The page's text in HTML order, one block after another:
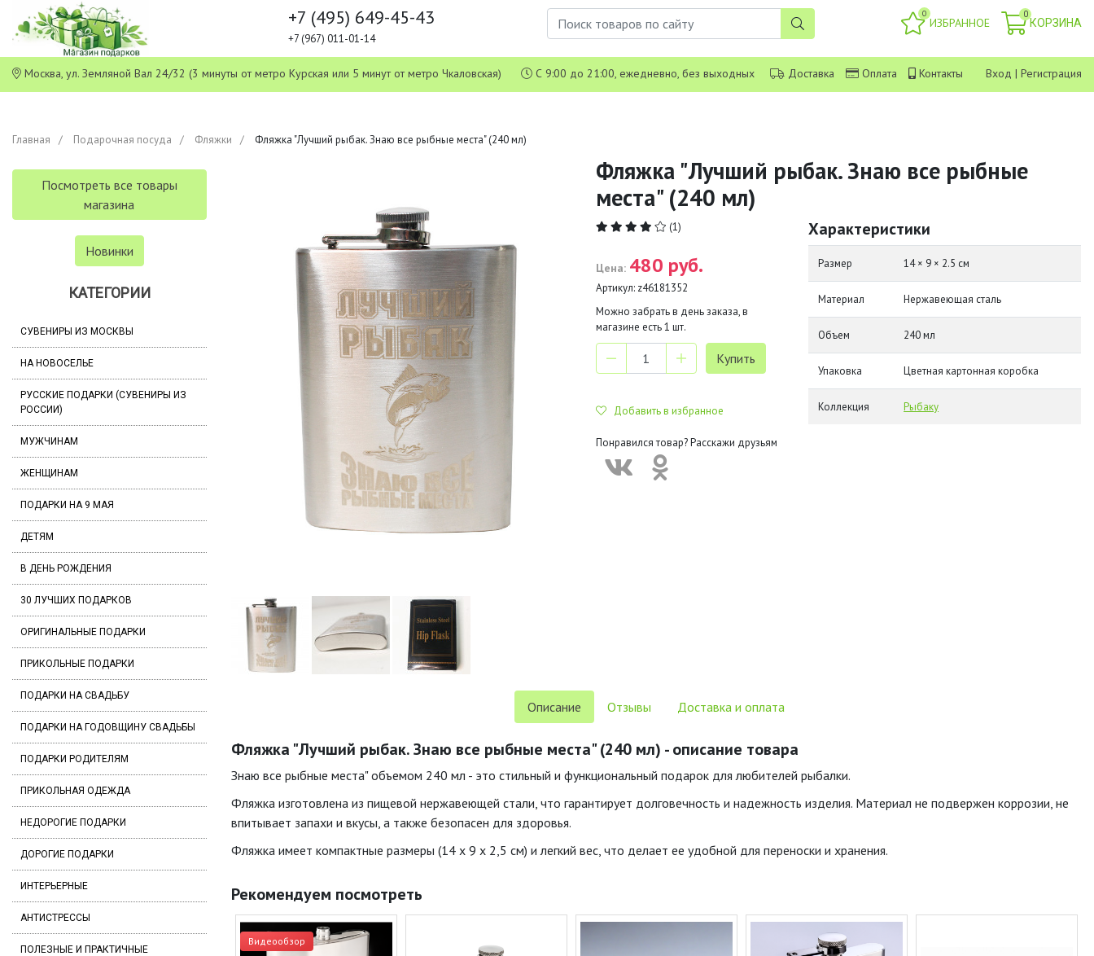
+7 (495) 649-45-43
+7 (967) 011-01-14
0
ИЗБРАННОЕ
0
КОРЗИНА
Москва, ул. Земляной Вал 24/32 (3 минуты от метро Курская или 5 минут от метро Чкаловская) С 9:00 до 21:00, ежедневно, без выходных Доставка Оплата Контакты Вход | Регистрация
Главная Подарочная посуда Фляжки Фляжка "Лучший рыбак. Знаю все рыбные места" (240 мл)
Посмотреть все товары
магазина
Новинки
КАТЕГОРИИ
СУВЕНИРЫ ИЗ МОСКВЫ
НА НОВОСЕЛЬЕ
РУССКИЕ ПОДАРКИ (СУВЕНИРЫ ИЗ
РОССИИ)
МУЖЧИНАМ
ЖЕНЩИНАМ
ПОДАРКИ НА 9 МАЯ
ДЕТЯМ
В ДЕНЬ РОЖДЕНИЯ
30 ЛУЧШИХ ПОДАРКОВ
ОРИГИНАЛЬНЫЕ ПОДАРКИ
ПРИКОЛЬНЫЕ ПОДАРКИ
ПОДАРКИ НА СВАДЬБУ
ПОДАРКИ НА ГОДОВЩИНУ СВАДЬБЫ
ПОДАРКИ РОДИТЕЛЯМ
ПРИКОЛЬНАЯ ОДЕЖДА
НЕДОРОГИЕ ПОДАРКИ
ДОРОГИЕ ПОДАРКИ
ИНТЕРЬЕРНЫЕ
АНТИСТРЕССЫ
ПОЛЕЗНЫЕ И ПРАКТИЧНЫЕ
Фляжка "Лучший рыбак. Знаю все рыбные
места" (240 мл)
(1)
Цена: 480 руб.
Артикул: z46181352
Можно забрать в день заказа, в
магазине есть1 шт.
Добавить в избранное
Понравился товар? Расскажи друзьям
Характеристики
Размер 14 × 9 × 2.5 см
Материал Нержавеющая сталь
Объем 240 мл
Упаковка Цветная картонная коробка
Коллекция Рыбаку
Описание Отзывы Доставка и оплата
Фляжка "Лучший рыбак. Знаю все рыбные места" (240 мл) - описание товара
Знаю все рыбные места" объемом 240 мл - это стильный и функциональный подарок для любителей рыбалки.
Фляжка изготовлена из пищевой нержавеющей стали, что гарантирует долговечность и надежность изделия. Материал не подвержен коррозии, не
впитывает запахи и вкусы, а также безопасен для здоровья.
Фляжка имеет компактные размеры (14 х 9 х 2,5 см) и легкий вес, что делает ее удобной для переноски и хранения.
Рекомендуем посмотреть
Видеообзор